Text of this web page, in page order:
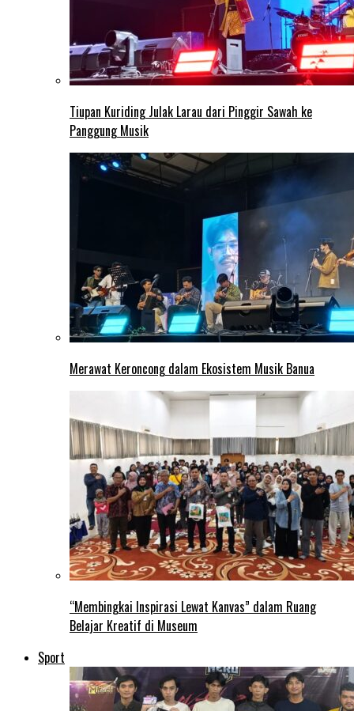
Tiupan Kuriding Julak Larau dari Pinggir Sawah ke
Panggung Musik
Merawat Keroncong dalam Ekosistem Musik Banua
“Membingkai Inspirasi Lewat Kanvas” dalam Ruang
Belajar Kreatif di Museum
Sport